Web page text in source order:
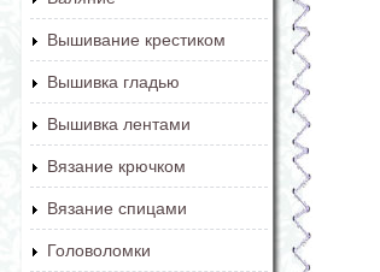
Вышивание крестиком
Вышивка гладью
Вышивка лентами
Вязание крючком
Вязание спицами
Головоломки